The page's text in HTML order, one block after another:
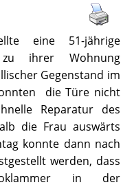
eine 51-jährige
ihrer Wohnung
Gegenstand im
die Türe nicht
Reparatur des
die Frau auswärts
konnte dann nach
werden, dass
in der